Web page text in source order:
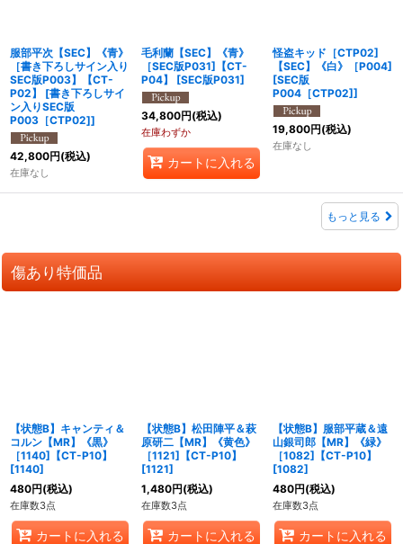
服部平次【SEC】《青》
［書き下ろしサイン入り
SEC版P003】【CT-
P02】
[書き下ろしサイ
ン入りSEC版
P003［CTP02]]
42,800円(税込)
在庫なし
毛利蘭【SEC】《青》
［SEC版P031]【CT-
P04】
[SEC版P031]
34,800円(税込)
在庫わずか
カートに入れる
怪盗キッド［CTP02]
【SEC】《白》［P004]
[SEC版
P004［CTP02]]
19,800円(税込)
在庫なし
もっと見る
傷あり特価品
【状態B】キャンティ＆
コルン【MR】《黒》
［1140]【CT-P10】
[1140]
480円(税込)
在庫数3点
カートに入れる
【状態B】松田陣平＆萩
原研二【MR】《黄色》
［1121]【CT-P10】
[1121]
1,480円(税込)
在庫数3点
カートに入れる
【状態B】服部平蔵＆遠
山銀司郎【MR】《緑》
［1082]【CT-P10】
[1082]
480円(税込)
在庫数3点
カートに入れる